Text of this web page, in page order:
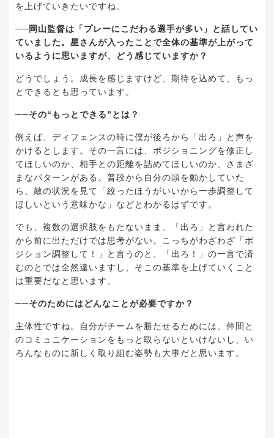
を上げていきたいですね。
──岡山監督は「プレーにこだわる選手が多い」と話してい
ていました。星さんが入ったことで全体の基準が上がって
いるように思いますが、どう感じていますか？
どうでしょう。成長を感じますけど、期待を込めて、もっ
とできるとも思っています。
──その“もっとできる”とは？
例えば、ディフェンスの時に僕が後ろから「出ろ」と声を
かけるとします。その一言には、ポジショニングを修正し
てほしいのか、相手との距離を詰めてほしいのか、さまざ
まなパターンがある。普段から自分の頭を動かしていた
ら、敵の状況を見て「絞ったほうがいいから一歩調整して
ほしいという意味かな」などとわかるはずです。
でも、複数の選択肢をもたないまま、「出ろ」と言われた
から前に出ただけでは思考がない。こっちがわざわざ「ポ
ジション調整して！」と言うのと、「出ろ！」の一言で済
むのとでは全然違いますし、そこの基準を上げていくこと
は重要だなと思います。
──そのためにはどんなことが必要ですか？
主体性ですね。自分がチームを勝たせるためには、仲間と
のコミュニケーションをもっと取らないといけないし、い
ろんなものに新しく取り組む姿勢も大事だと思います。